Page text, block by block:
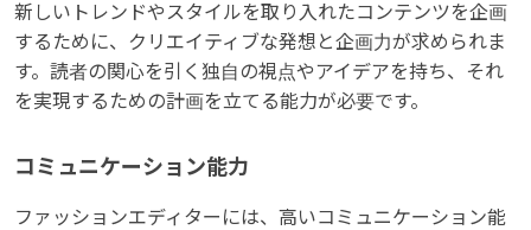
新しいトレンドやスタイルを取り入れたコンテンツを企画
するために、クリエイティブな発想と企画力が求められま
す。読者の関心を引く独自の視点やアイデアを持ち、それ
を実現するための計画を立てる能力が必要です。
コミュニケーション能力
ファッションエディターには、高いコミュニケーション能